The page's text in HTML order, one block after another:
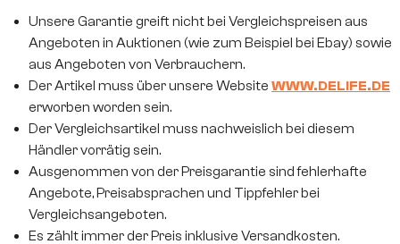
Unsere Garantie greift nicht bei Vergleichspreisen aus
Angeboten in Auktionen (wie zum Beispiel bei Ebay) sowie
aus Angeboten von Verbrauchern.
Der Artikel muss über unsere Website WWW.DELIFE.DE
erworben worden sein.
Der Vergleichsartikel muss nachweislich bei diesem
Händler vorrätig sein.
Ausgenommen von der Preisgarantie sind fehlerhafte
Angebote, Preisabsprachen und Tippfehler bei
Vergleichsangeboten.
Es zählt immer der Preis inklusive Versandkosten.